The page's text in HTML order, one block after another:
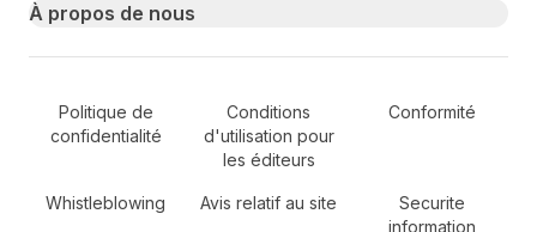
À propos de nous
Secondary Footer Navigation
Politique de
confidentialité
Conditions
d'utilisation pour
les éditeurs
Conformité
Whistleblowing Avis relatif au site
Securite
information